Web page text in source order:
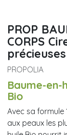
PROP
CORPS
précieuses
PROPOLIA
Baume-
Bio
Avec sa formule
aux peaux les